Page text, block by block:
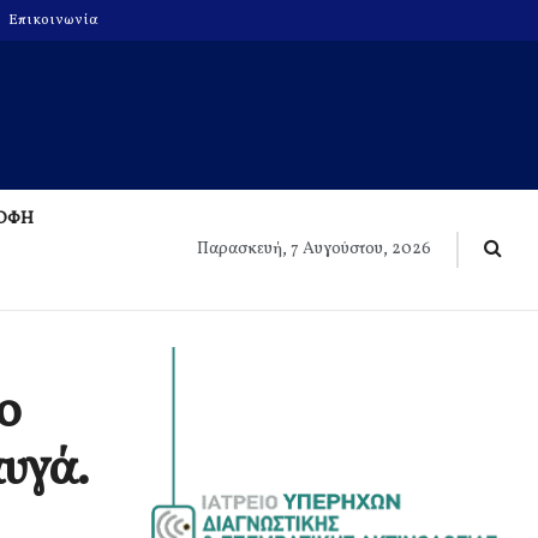
Επικοινωνία
Παρασκευή, 7 Αυγούστου, 2026